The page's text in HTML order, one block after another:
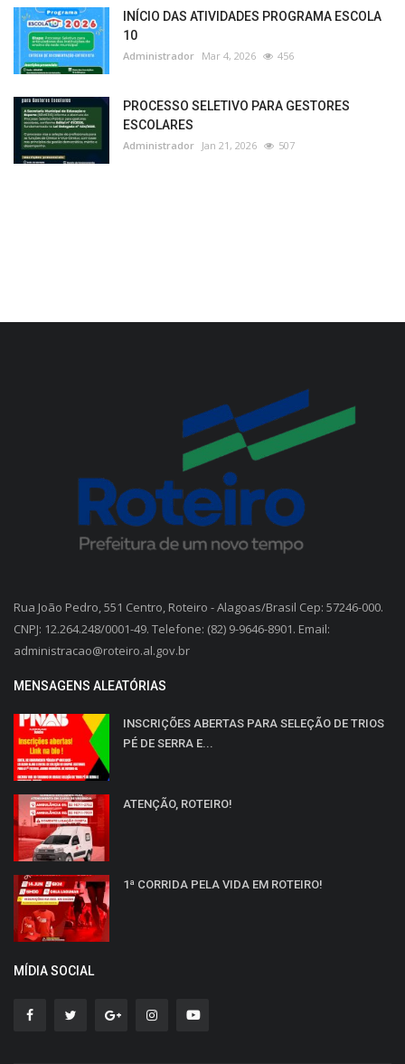
INÍCIO DAS ATIVIDADES PROGRAMA ESCOLA
10
Administrador Mar 4, 2026 456
PROCESSO SELETIVO PARA GESTORES
ESCOLARES
Administrador Jan 21, 2026 507
Rua João Pedro, 551 Centro, Roteiro - Alagoas/Brasil Cep: 57246-000.
CNPJ: 12.264.248/0001-49. Telefone: (82) 9-9646-8901. Email:
administracao@roteiro.al.gov.br
MENSAGENS ALEATÓRIAS
INSCRIÇÕES ABERTAS PARA SELEÇÃO DE TRIOS
PÉ DE SERRA E...
ATENÇÃO, ROTEIRO!
1ª CORRIDA PELA VIDA EM ROTEIRO!
MÍDIA SOCIAL